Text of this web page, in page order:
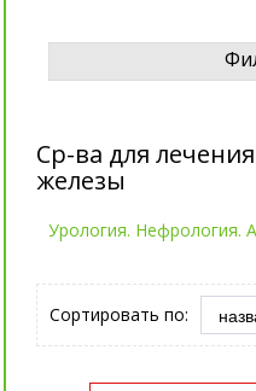
Ср-ва для
железы
Урология. Нефрология.
Сортировать по: